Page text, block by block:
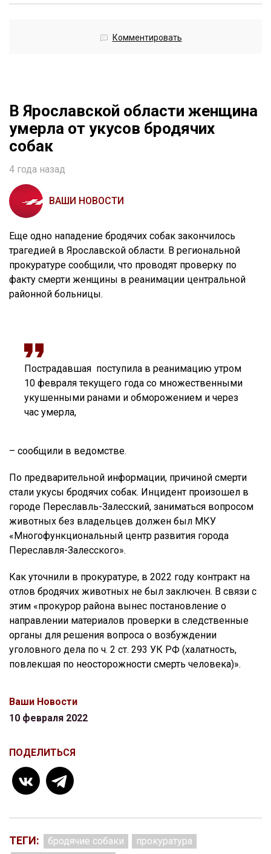
Комментировать
В Ярославской области женщина
умерла от укусов бродячих
собак
4 года назад
ВАШИ НОВОСТИ
Еще одно нападение бродячих собак закончилось
трагедией в Ярославской области. В региональной
прокуратуре сообщили, что проводят проверку по
факту смерти женщины в реанимации центральной
районной больницы.
Пострадавшая поступила в реанимацию утром
10 февраля текущего года со множественными
укушенными ранами и обморожением и через
час умерла,
– сообщили в ведомстве.
По предварительной информации, причиной смерти
стали укусы бродячих собак. Инцидент произошел в
городе Переславль-Залесский, заниматься вопросом
животных без владельцев должен был МКУ
«Многофункциональный центр развития города
Переславля-Залесского».
Как уточнили в прокуратуре, в 2022 году контракт на
отлов бродячих животных не был заключен. В связи с
этим «прокурор района вынес постановление о
направлении материалов проверки в следственные
органы для решения вопроса о возбуждении
уголовного дела по ч. 2 ст. 293 УК РФ (халатность,
повлекшая по неосторожности смерть человека)».
Ваши Новости
10 февраля 2022
ПОДЕЛИТЬСЯ
ТЕГИ: бродячие собаки
прокуратура